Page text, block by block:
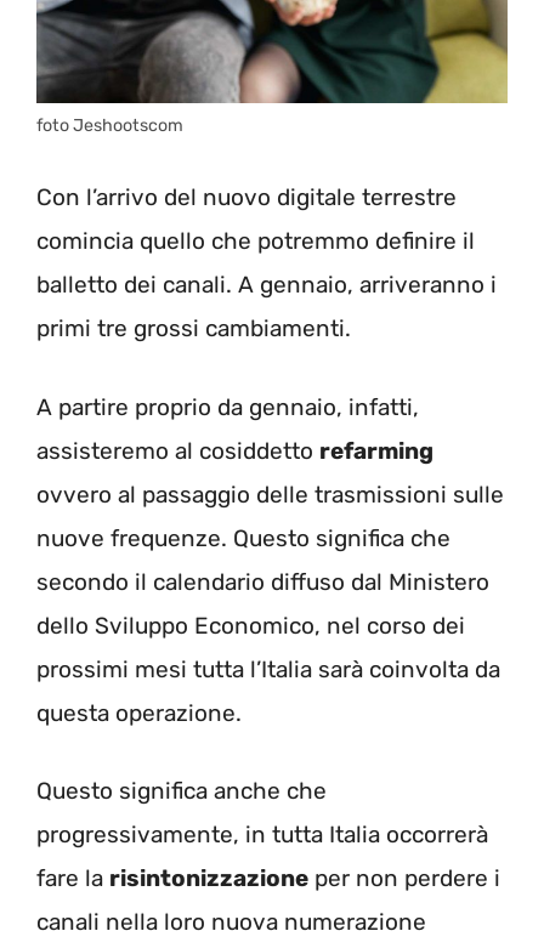
foto Jeshootscom
Con l’arrivo del nuovo digitale terrestre
comincia quello che potremmo definire il
balletto dei canali. A gennaio, arriveranno i
primi tre grossi cambiamenti.
A partire proprio da gennaio, infatti,
assisteremo al cosiddetto refarming
ovvero al passaggio delle trasmissioni sulle
nuove frequenze. Questo significa che
secondo il calendario diffuso dal Ministero
dello Sviluppo Economico, nel corso dei
prossimi mesi tutta l’Italia sarà coinvolta da
questa operazione.
Questo significa anche che
progressivamente, in tutta Italia occorrerà
fare la risintonizzazione per non perdere i
canali nella loro nuova numerazione